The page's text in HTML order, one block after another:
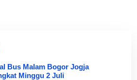
Bus Malam Bogor Jogja
Minggu 2 Juli